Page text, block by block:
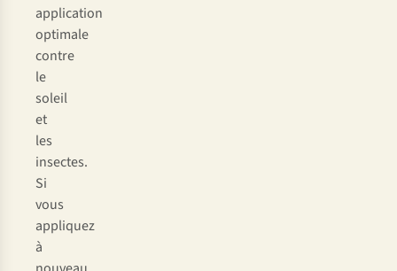
application
optimale
contre
le
soleil
et
les
insectes.
Si
vous
appliquez
à